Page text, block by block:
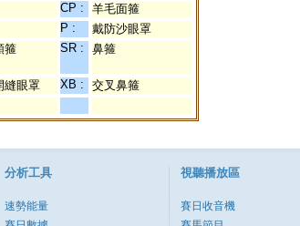
CP :
羊毛面箍
P :
戴防沙眼罩
箍 SR : 鼻箍
縫眼罩 XB :
交叉鼻箍
分析工具
速勢能量
視聽播放區
賽日收音機